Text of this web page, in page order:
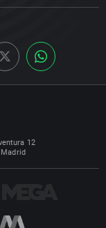
12
Madrid